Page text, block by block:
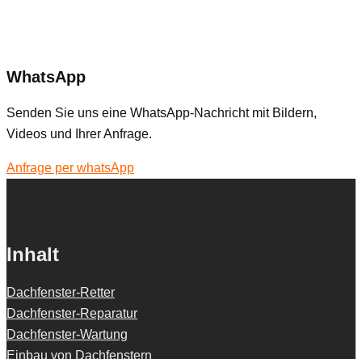
WhatsApp
Senden Sie uns eine WhatsApp-Nachricht mit Bildern,
Videos und Ihrer Anfrage.
Anfrage per whatsApp
Inhalt
Dachfenster-Retter
Dachfenster-Reparatur
Dachfenster-Wartung
Einbau von Dachfenstern